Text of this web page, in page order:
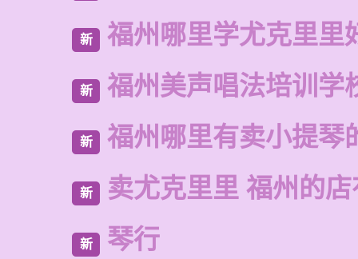
新 福州哪里学尤克里里
新 福州美声唱法培训学
新 福州哪里有卖小提琴
新 卖尤克里里 福州的
新 琴行